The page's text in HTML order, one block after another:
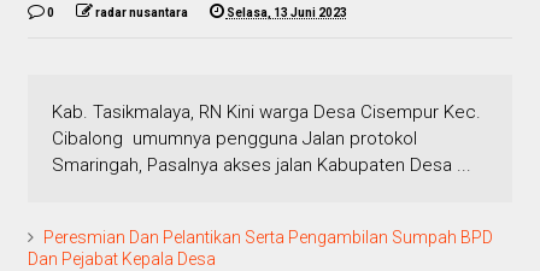
0 radar nusantara Selasa, 13 Juni 2023
Kab. Tasikmalaya, RN Kini warga Desa Cisempur Kec.
Cibalong umumnya pengguna Jalan protokol
Smaringah, Pasalnya akses jalan Kabupaten Desa ...
Peresmian Dan Pelantikan Serta Pengambilan Sumpah BPD
Dan Pejabat Kepala Desa